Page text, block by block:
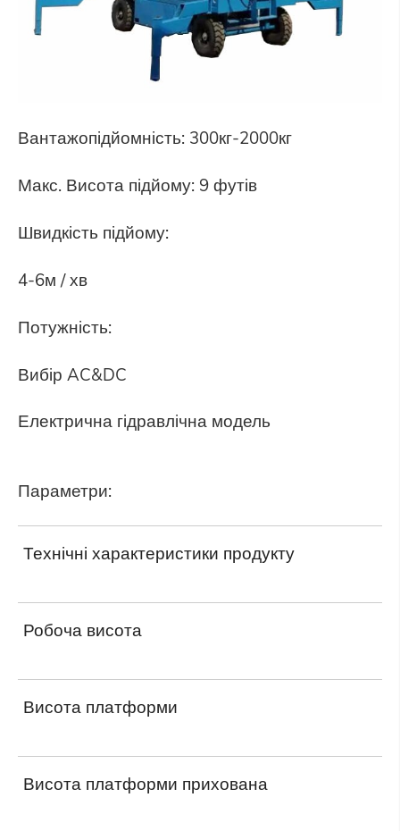
Вантажопідйомність: 300кг-2000кг
Макс. Висота підйому: 9 футів
Швидкість підйому:
4-6м / хв
Потужність:
Вибір AC&DC
Електрична гідравлічна модель
Параметри:
Технічні характеристики продукту
Робоча висота
Висота платформи
Висота платформи прихована